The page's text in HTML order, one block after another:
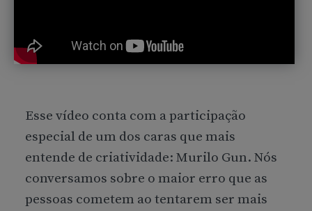
Esse vídeo conta com a participação
especial de um dos caras que mais
entende de criatividade: Murilo Gun. Nós
conversamos sobre o maior erro que as
pessoas cometem ao tentarem ser mais